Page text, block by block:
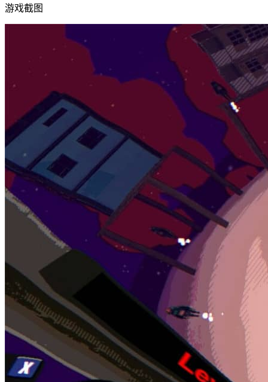
游戏截图